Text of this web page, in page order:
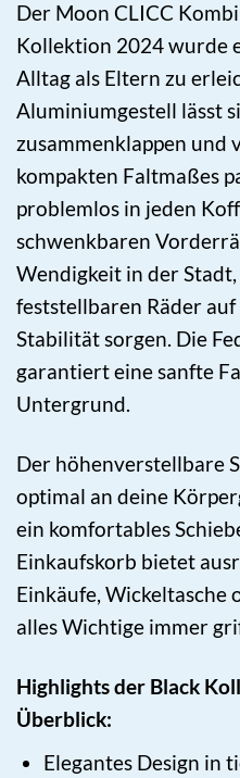
Der Moon CLICC
Kollektion 2024 wurde
Alltag als Eltern zu
Aluminiumgestell lässt
zusammenklappen und
kompakten Faltmaßes
problemlos in jeden
schwenkbaren
Wendigkeit in der
feststellbaren Räder
Stabilität sorgen. Die
garantiert eine sanfte
Untergrund.
Der höhenverstellbare
optimal an deine
ein komfortables
Einkaufskorb bietet
Einkäufe, Wickeltasche
alles Wichtige immer
Highlights der Black
Überblick:
Elegantes Design in